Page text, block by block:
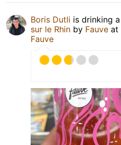
Boris Dutli is drinking a
sur le Rhin by Fauve at
Fauve